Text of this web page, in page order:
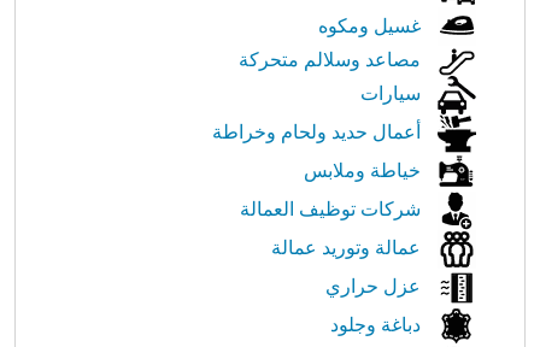
غسيل ومكوه
مصاعد وسلالم متحركة
سيارات
أعمال حديد ولحام وخراطة
خياطة وملابس
شركات توظيف العمالة
عمالة وتوريد عمالة
عزل حراري
دباغة وجلود